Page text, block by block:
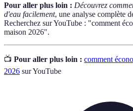
Pour aller plus loin : Découvrez
d'eau facilement, une analyse complète
Recherchez sur YouTube : "comment
maison 2026".
📺 Pour aller plus loin : comment
2026 sur YouTube